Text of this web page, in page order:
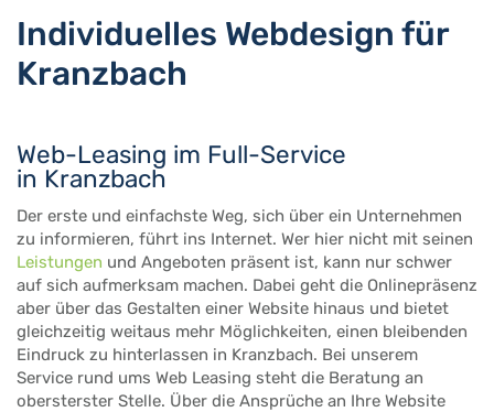
Individuelles Webdesign für
Kranzbach
Web-Leasing im Full-Service
in Kranzbach
Der erste und einfachste Weg, sich über ein Unternehmen
zu informieren, führt ins Internet. Wer hier nicht mit seinen
Leistungen und Angeboten präsent ist, kann nur schwer
auf sich aufmerksam machen. Dabei geht die Onlinepräsenz
aber über das Gestalten einer Website hinaus und bietet
gleichzeitig weitaus mehr Möglichkeiten, einen bleibenden
Eindruck zu hinterlassen in Kranzbach. Bei unserem
Service rund ums Web Leasing steht die Beratung an
obersterster Stelle. Über die Ansprüche an Ihre Website